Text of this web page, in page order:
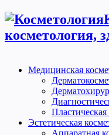
косметология,
Медицинская
Эстетическая
Аппаратная